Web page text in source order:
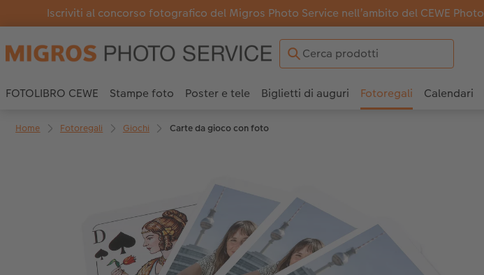
Iscriviti al concorso fotografico del Migros Photo Service nell’ambito del CEWE
FOTOLIBRO CEWE Stampe foto Poster e tele Biglietti di auguri Fotoregali Calendari
Home Fotoregali Giochi Carte da gioco con foto